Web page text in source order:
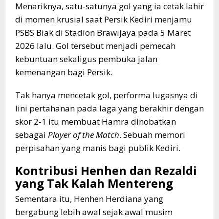
​Menariknya, satu-satunya gol yang ia cetak lahir
di momen krusial saat Persik Kediri menjamu
PSBS Biak di Stadion Brawijaya pada 5 Maret
2026 lalu. Gol tersebut menjadi pemecah
kebuntuan sekaligus pembuka jalan
kemenangan bagi Persik.
​Tak hanya mencetak gol, performa lugasnya di
lini pertahanan pada laga yang berakhir dengan
skor 2-1 itu membuat Hamra dinobatkan
sebagai Player of the Match. Sebuah memori
perpisahan yang manis bagi publik Kediri.
​Kontribusi Henhen dan Rezaldi
yang Tak Kalah Mentereng
​Sementara itu, Henhen Herdiana yang
bergabung lebih awal sejak awal musim